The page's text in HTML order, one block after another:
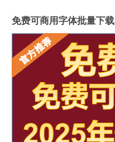
免费可商用字体批量下载